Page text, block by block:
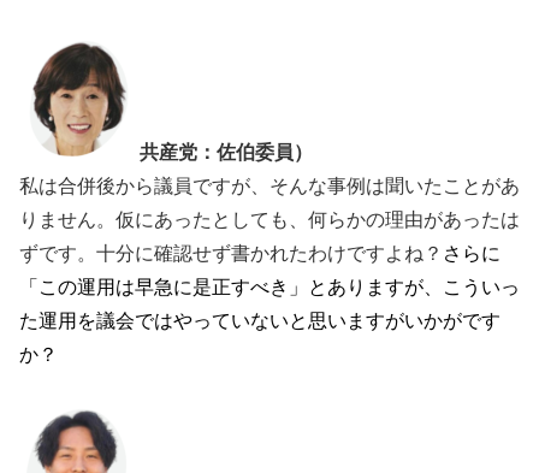
共産党：佐伯委員）
私は合併後から議員ですが、そんな事例は聞いたことがあ
りません。仮にあったとしても、何らかの理由があったは
ずです。十分に確認せず書かれたわけですよね？ さらに
「この運用は早急に是正すべき」とありますが、こういっ
た運用を議会ではやっていないと思いますがいかがです
か？